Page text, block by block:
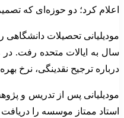
اعلام کرد؛ دو حوزه‌ای که
سال به ایالات متحده رفت. در
درباره ترجیح نقدینگی، نرخ بهره و پول در
استاد ممتاز موسسه را